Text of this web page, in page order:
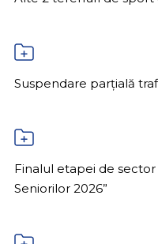
Suspendare parțială
Finalul etapei de sector
Seniorilor 2026”